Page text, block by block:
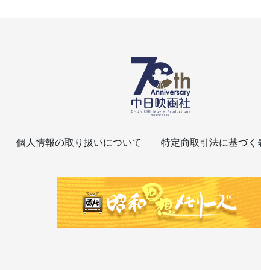
個人情報の取り扱いについて 特定商取引法に基づく